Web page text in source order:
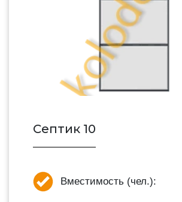
Септик 10
Вместимость (чел.):